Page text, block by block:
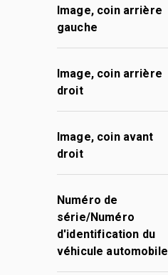
Image, coin arrière
gauche
Image, coin arrière
droit
Image, coin avant
droit
Numéro de
série/Numéro
d'identification du
véhicule automobile